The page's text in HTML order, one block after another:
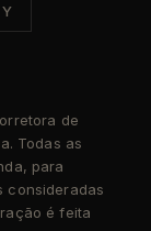
de
Todas as
para
consideradas
é feita